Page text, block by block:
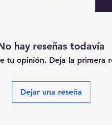
hay reseñas todavía
tu opinión. Deja la primera
Dejar una reseña